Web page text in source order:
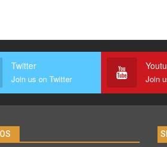
Twitter
Join us on Twitter Join